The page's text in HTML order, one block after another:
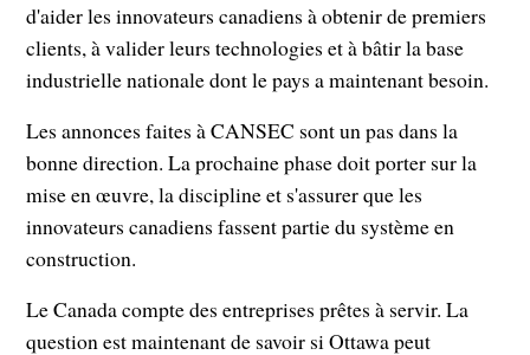
d'aider les innovateurs canadiens à obtenir de premiers
clients, à valider leurs technologies et à bâtir la base
industrielle nationale dont le pays a maintenant besoin.
Les annonces faites à CANSEC sont un pas dans la
bonne direction. La prochaine phase doit porter sur la
mise en œuvre, la discipline et s'assurer que les
innovateurs canadiens fassent partie du système en
construction.
Le Canada compte des entreprises prêtes à servir. La
question est maintenant de savoir si Ottawa peut